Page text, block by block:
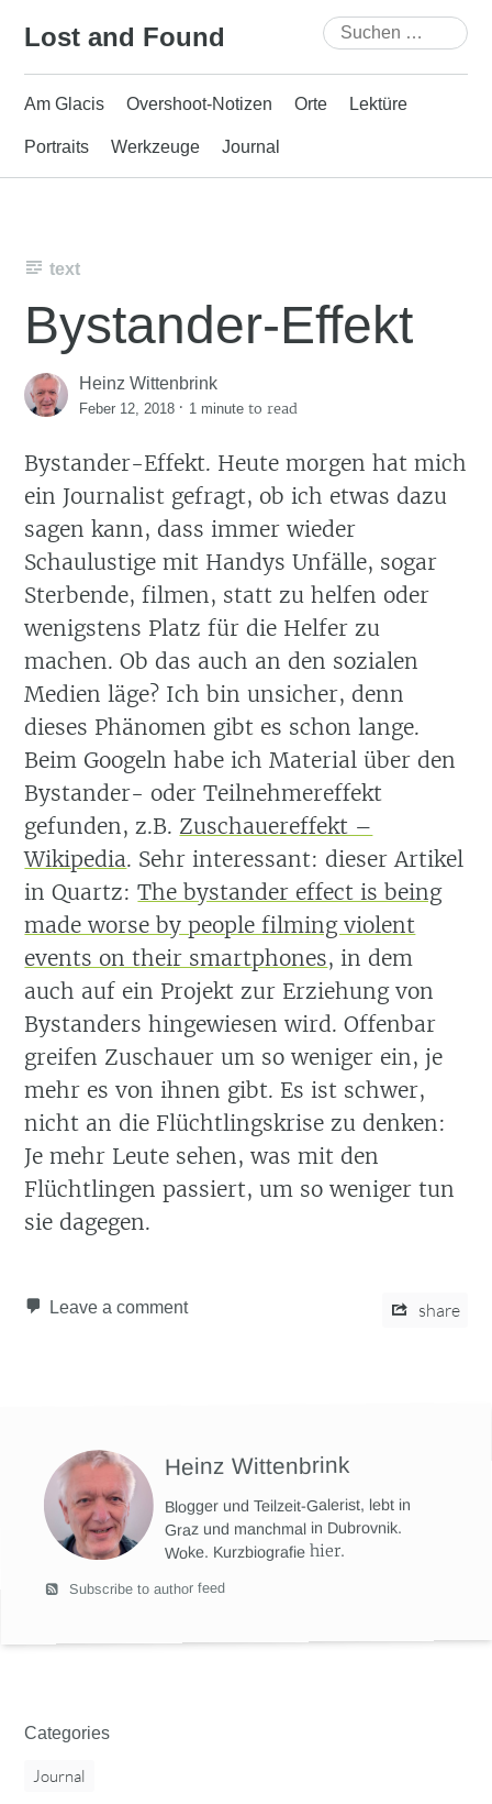
Lost and Found
Suchen
nach:
Am Glacis Overshoot-Notizen Orte Lektüre
Portraits Werkzeuge Journal
text
Bystander-Effekt
Heinz Wittenbrink
Feber 12, 2018 · 1 minute to read
Bystander-Effekt. Heute morgen hat mich
ein Journalist gefragt, ob ich etwas dazu
sagen kann, dass immer wieder
Schaulustige mit Handys Unfälle, sogar
Sterbende, filmen, statt zu helfen oder
wenigstens Platz für die Helfer zu
machen. Ob das auch an den sozialen
Medien läge? Ich bin unsicher, denn
dieses Phänomen gibt es schon lange.
Beim Googeln habe ich Material über den
Bystander- oder Teilnehmereffekt
gefunden, z.B. Zuschauereffekt –
Wikipedia. Sehr interessant: dieser Artikel
in Quartz:The bystander effect is being
made worse by people filming violent
events on their smartphones, in dem
auch auf ein Projekt zur Erziehung von
Bystanders hingewiesen wird. Offenbar
greifen Zuschauer um so weniger ein, je
mehr es von ihnen gibt. Es ist schwer,
nicht an die Flüchtlingskrise zu denken:
Je mehr Leute sehen, was mit den
Flüchtlingen passiert, um so weniger tun
sie dagegen.
Leave a comment share
Heinz Wittenbrink
Blogger und Teilzeit-Galerist, lebt in
Graz und manchmal in Dubrovnik.
Woke. Kurzbiografiehier.
Subscribe to author feed
Categories
Journal